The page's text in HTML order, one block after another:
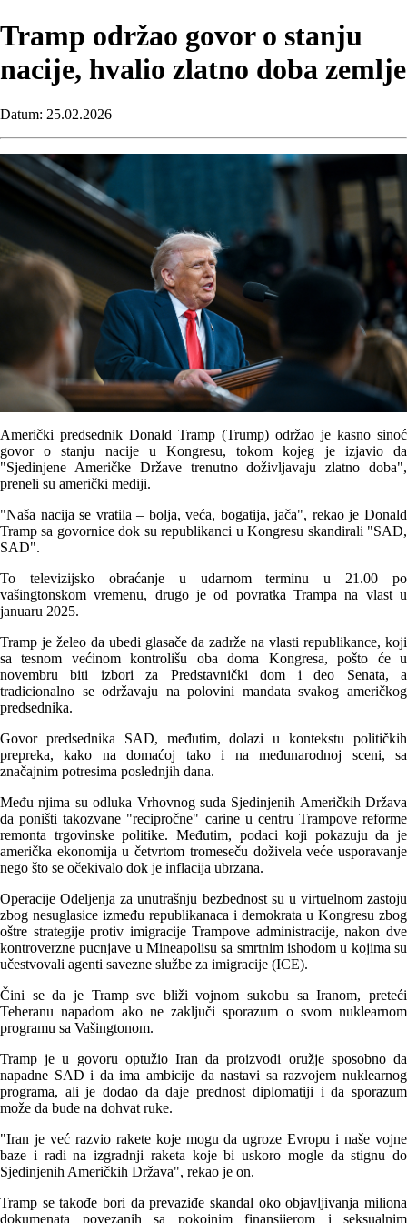
Tramp održao govor o stanju
nacije, hvalio zlatno doba zemlje
Datum: 25.02.2026
Američki predsednik Donald Tramp (Trump) održao je kasno sinoć
govor o stanju nacije u Kongresu, tokom kojeg je izjavio da
"Sjedinjene Američke Države trenutno doživljavaju zlatno doba",
preneli su američki mediji.
"Naša nacija se vratila – bolja, veća, bogatija, jača", rekao je Donald
Tramp sa govornice dok su republikanci u Kongresu skandirali "SAD,
SAD".
To televizijsko obraćanje u udarnom terminu u 21.00 po
vašingtonskom vremenu, drugo je od povratka Trampa na vlast u
januaru 2025.
Tramp je želeo da ubedi glasače da zadrže na vlasti republikance, koji
sa tesnom većinom kontrolišu oba doma Kongresa, pošto će u
novembru biti izbori za Predstavnički dom i deo Senata, a
tradicionalno se održavaju na polovini mandata svakog američkog
predsednika.
Govor predsednika SAD, međutim, dolazi u kontekstu političkih
prepreka, kako na domaćoj tako i na međunarodnoj sceni, sa
značajnim potresima poslednjih dana.
Među njima su odluka Vrhovnog suda Sjedinjenih Američkih Država
da poništi takozvane "recipročne" carine u centru Trampove reforme
remonta trgovinske politike. Međutim, podaci koji pokazuju da je
američka ekonomija u četvrtom tromeseču doživela veće usporavanje
nego što se očekivalo dok je inflacija ubrzana.
Operacije Odeljenja za unutrašnju bezbednost su u virtuelnom zastoju
zbog nesuglasice između republikanaca i demokrata u Kongresu zbog
oštre strategije protiv imigracije Trampove administracije, nakon dve
kontroverzne pucnjave u Mineapolisu sa smrtnim ishodom u kojima su
učestvovali agenti savezne službe za imigracije (ICE).
Čini se da je Tramp sve bliži vojnom sukobu sa Iranom, preteći
Teheranu napadom ako ne zaključi sporazum o svom nuklearnom
programu sa Vašingtonom.
Tramp je u govoru optužio Iran da proizvodi oružje sposobno da
napadne SAD i da ima ambicije da nastavi sa razvojem nuklearnog
programa, ali je dodao da daje prednost diplomatiji i da sporazum
može da bude na dohvat ruke.
"Iran je već razvio rakete koje mogu da ugroze Evropu i naše vojne
baze i radi na izgradnji raketa koje bi uskoro mogle da stignu do
Sjedinjenih Američkih Država", rekao je on.
Tramp se takođe bori da prevaziđe skandal oko objavljivanja miliona
dokumenata povezanih sa pokojnim finansijerom i seksualnim